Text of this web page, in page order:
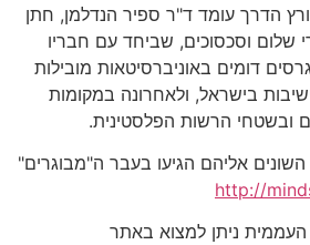
הדרך עומד ד"ר ספיר הנדלמן, חתן
שלום וסכסוכים, שביחד עם חבריו
דומים באוניברסיטאות מובילות
בישראל, ולאחרונה במקומות
ובשטחי הרשות הפלסטינית.
אליהם הגיעו בעבר ה"מבוגרים"
http://
ניתן למצוא באתר